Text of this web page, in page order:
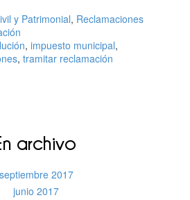
y Patrimonial, Reclamaciones
,impuesto municipal,
,tramitar reclamación
archivo
septiembre 2017
junio 2017